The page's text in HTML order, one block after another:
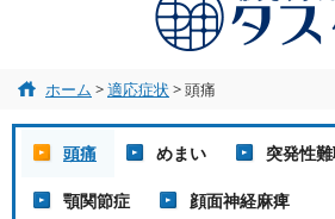
ホーム >適応症状 >頭痛
頭痛 めまい 突発性
顎関節症 顔面神経麻痺